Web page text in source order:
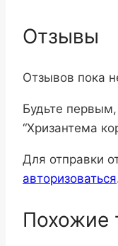
Отзывы
Отзывов пока
Будьте
“Хризантема
Для отправки
авторизоваться
Похожие